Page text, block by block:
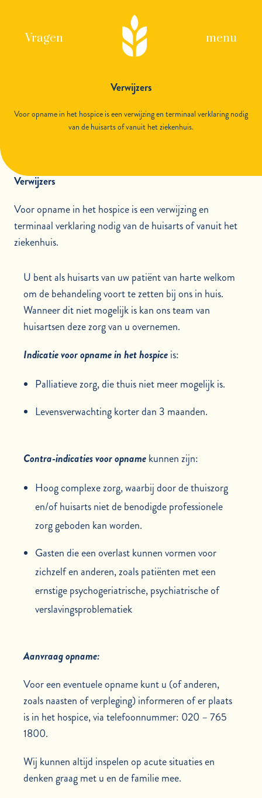
Vragen menu
Verwijzers
Voor opname in het hospice is een verwijzing en terminaal verklaring nodig
van de huisarts of vanuit het ziekenhuis.
Verwijzers
Voor opname in het hospice is een verwijzing en
terminaal verklaring nodig van de huisarts of vanuit het
ziekenhuis.
U bent als huisarts van uw patiënt van harte welkom
om de behandeling voort te zetten bij ons in huis.
Wanneer dit niet mogelijk is kan ons team van
huisartsen deze zorg van u overnemen.
Indicatie voor opname in het hospiceis:
Palliatieve zorg, die thuis niet meer mogelijk is.
Levensverwachting korter dan 3 maanden.
Contra-indicaties voor opnamekunnen zijn:
Hoog complexe zorg, waarbij door de thuiszorg
en/of huisarts niet de benodigde professionele
zorg geboden kan worden.
Gasten die een overlast kunnen vormen voor
zichzelf en anderen, zoals patiënten met een
ernstige psychogeriatrische, psychiatrische of
verslavingsproblematiek
Aanvraag opname:
Voor een eventuele opname kunt u (of anderen,
zoals naasten of verpleging) informeren of er plaats
is in het hospice, via telefoonnummer: 020 – 765
1800.
Wij kunnen altijd inspelen op acute situaties en
denken graag met u en de familie mee.